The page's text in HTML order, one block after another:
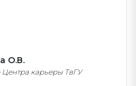
О.В.
карьеры ТвГУ